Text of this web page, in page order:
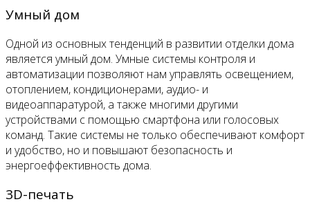
Умный дом
Одной из основных тенденций в развитии отделки дома
является умный дом. Умные системы контроля и
автоматизации позволяют нам управлять освещением,
отоплением, кондиционерами, аудио- и
видеоаппаратурой, а также многими другими
устройствами с помощью смартфона или голосовых
команд. Такие системы не только обеспечивают комфорт
и удобство, но и повышают безопасность и
энергоеффективность дома.
3D-печать